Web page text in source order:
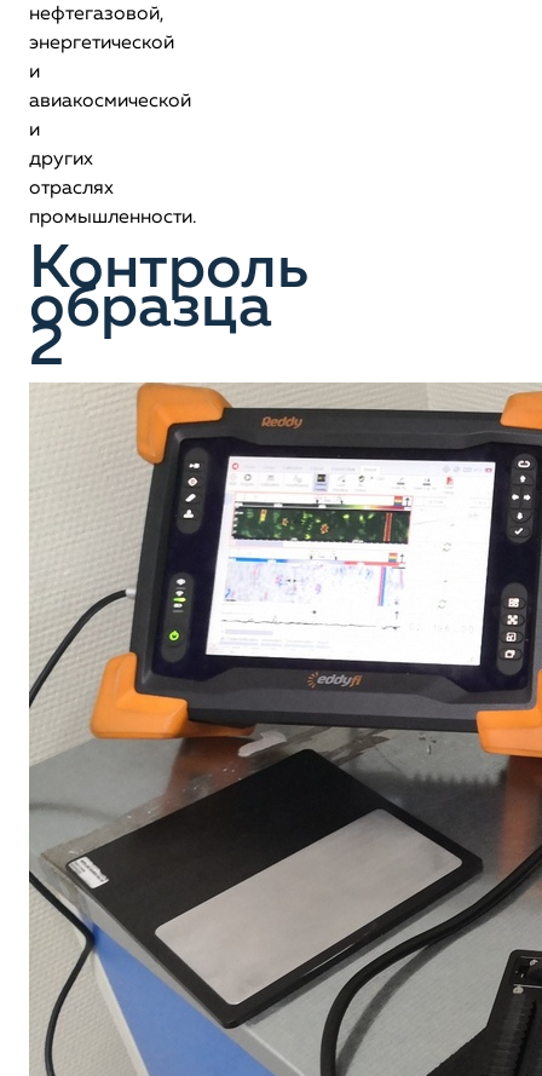
нефтегазовой,
энергетической
и
авиакосмической
и
других
отраслях
промышленности.
Контроль
образца
2